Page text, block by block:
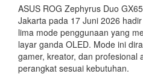
ASUS ROG Zephyrus Duo
Jakarta pada 17 Juni 2026
lima mode penggunaan yang
layar ganda OLED. Mode ini
gamer, kreator, dan profesional
perangkat sesuai kebutuhan.